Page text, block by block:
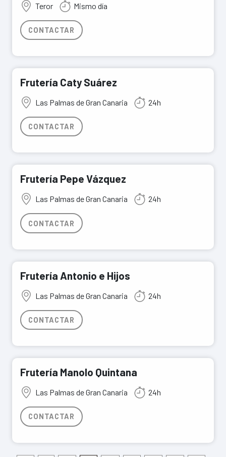
Teror Mismo día
CONTACTAR
Frutería Caty Suárez
Las Palmas de Gran Canaria 24h
CONTACTAR
Frutería Pepe Vázquez
Las Palmas de Gran Canaria 24h
CONTACTAR
Frutería Antonio e Hijos
Las Palmas de Gran Canaria 24h
CONTACTAR
Frutería Manolo Quintana
Las Palmas de Gran Canaria 24h
CONTACTAR